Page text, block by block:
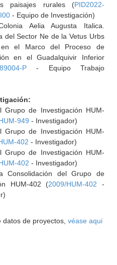
paisajes rurales (PID2022-
- Equipo de Investigación)
Aelia Augusta Italica.
del Sector Ne de la Vetus Urbs
el Marco del Proceso de
en el Guadalquivir Inferior
P- Equipo Trabajo
Grupo de Investigación HUM-
949 - Investigador)
Grupo de Investigación HUM-
402 - Investigador)
Grupo de Investigación HUM-
402 - Investigador)
Consolidación del Grupo de
HUM-402 (2009/HUM-402 -
de proyectos, véase aqui